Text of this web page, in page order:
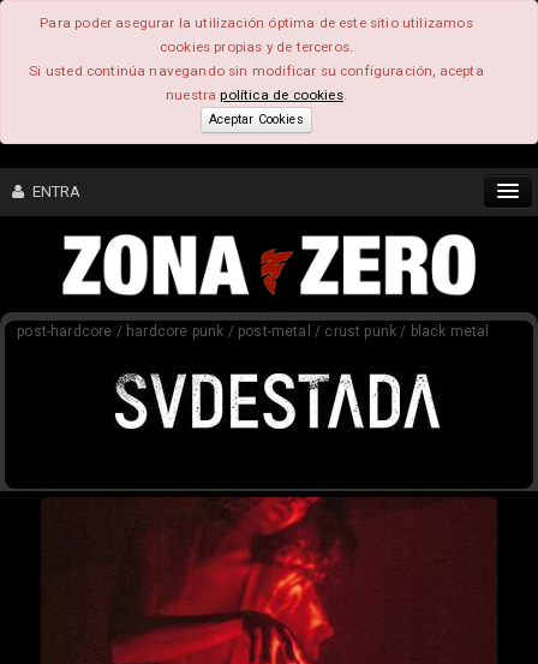
Para poder asegurar la utilización óptima de este sitio utilizamos
cookies propias y de terceros.
Si usted continúa navegando sin modificar su configuración, acepta
nuestrapolítica de cookies.
Aceptar Cookies
ENTRA
CONTENIDO
COMUNIDAD
FEEEDBACK
post-hardcore / hardcore punk / post-metal / crust punk / black metal